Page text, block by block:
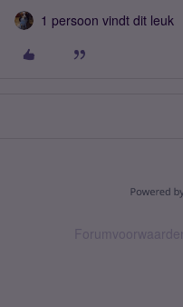
1 persoon vindt dit leuk
Forumvoorwaarden